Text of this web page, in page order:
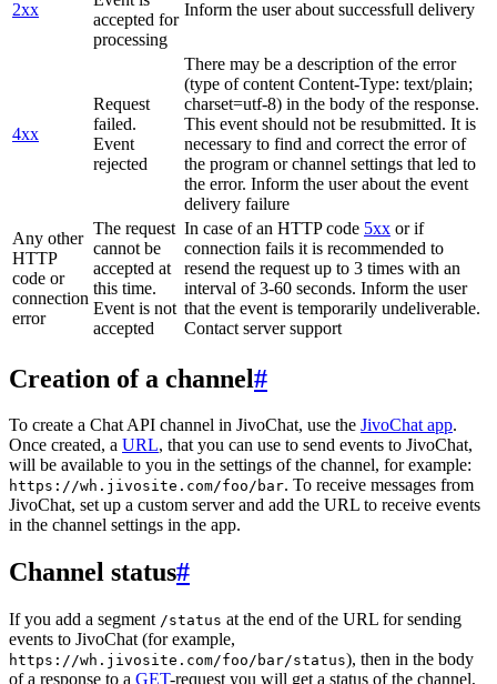
2xx
accepted for
processing
Inform the user about successfull delivery
4xx
Request
failed.
Event
rejected
There may be a description of the error
(type of content Content-Type: text/plain;
charset=utf-8) in the body of the response.
This event should not be resubmitted. It is
necessary to find and correct the error of
the program or channel settings that led to
the error. Inform the user about the event
delivery failure
Any other
HTTP
code or
connection
error
The request
cannot be
accepted at
this time.
Event is not
accepted
In case of an HTTP code 5xx or if
connection fails it is recommended to
resend the request up to 3 times with an
interval of 3-60 seconds. Inform the user
that the event is temporarily undeliverable.
Contact server support
Creation of a channel#
To create a Chat API channel in JivoChat, use the JivoChat app.
Once created, a URL, that you can use to send events to JivoChat,
will be available to you in the settings of the channel, for example:
https://wh.jivosite.com/foo/bar. To receive messages from
JivoChat, set up a custom server and add the URL to receive events
in the channel settings in the app.
Channel status#
If you add a segment /status at the end of the URL for sending
events to JivoChat (for example,
https://wh.jivosite.com/foo/bar/status), then in the body
of a response to a GET-request you will get a status of the channel,